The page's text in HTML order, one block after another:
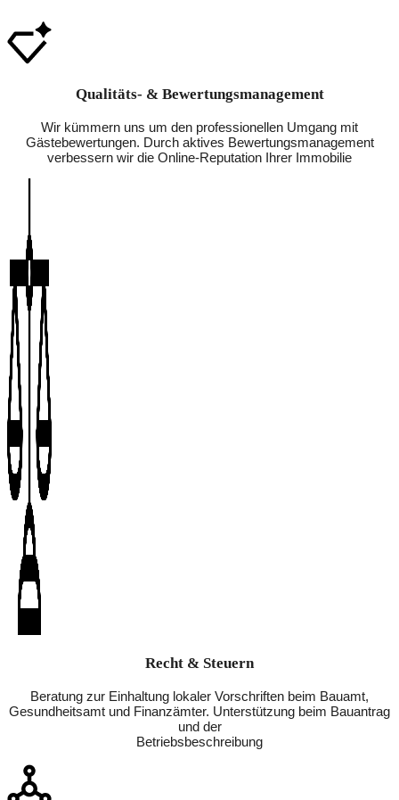
Qualitäts- & Bewertungsmanagement
Wir kümmern uns um den professionellen Umgang mit
Gästebewertungen. Durch aktives Bewertungsmanagement
verbessern wir die Online-Reputation Ihrer Immobilie
Recht & Steuern
Beratung zur Einhaltung lokaler Vorschriften beim Bauamt,
Gesundheitsamt und Finanzämter. Unterstützung beim Bauantrag
und der
Betriebsbeschreibung